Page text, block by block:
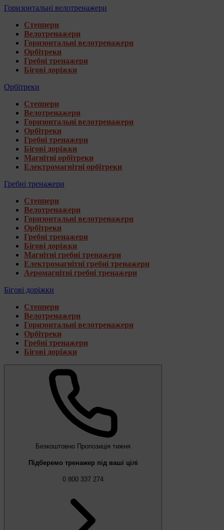
Горизонтальні велотренажери
Степпери
Велотренажери
Горизонтальні велотренажери
Орбітреки
Гребні тренажери
Бігові доріжки
Орбітреки
Степпери
Велотренажери
Горизонтальні велотренажери
Орбітреки
Гребні тренажери
Бігові доріжки
Магнітні орбітреки
Електромагнітні орбітреки
Гребні тренажери
Степпери
Велотренажери
Горизонтальні велотренажери
Орбітреки
Гребні тренажери
Бігові доріжки
Магнітні гребні тренажери
Електромагнітні гребні тренажери
Аеромагнітні гребні тренажери
Бігові доріжки
Степпери
Велотренажери
Горизонтальні велотренажери
Орбітреки
Гребні тренажери
Бігові доріжки
Безкоштовно Пропозиція тижня
Підберемо тренажер під ваші цілі
0 800 337 274